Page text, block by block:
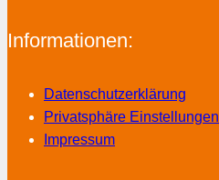
Informationen:
Datenschutzerklärung
Privatsphäre Einstellungen
Impressum